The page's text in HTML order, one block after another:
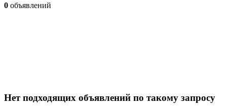
0 объявлений
Нет подходящих объявлений по такому запросу